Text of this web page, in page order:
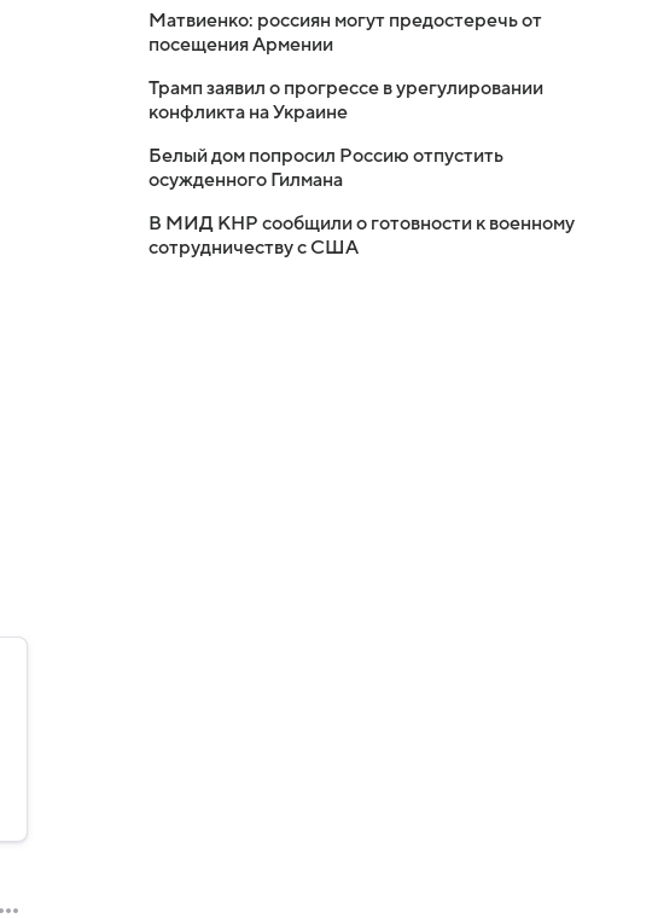
Матвиенко: россиян могут предостеречь от
посещения Армении
Трамп заявил о прогрессе в урегулировании
конфликта на Украине
Белый дом попросил Россию отпустить
осужденного Гилмана
В МИД КНР сообщили о готовности к военному
сотрудничеству с США